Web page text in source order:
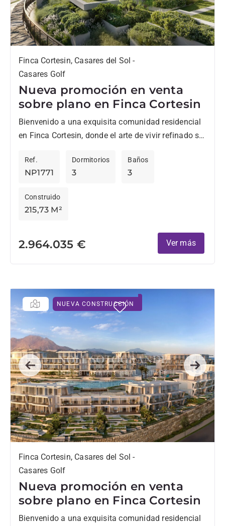
Finca Cortesin, Casares del Sol -
Casares Golf
Nueva promoción en venta
sobre plano en Finca Cortesin
Bienvenido a una exquisita comunidad residencial
en Finca Cortesin, donde el arte de vivir refinado se
Costa del...
NP1771
Ref.
3
Dormitorios
3
Baños
215,73 M²
Construido
2.964.035 € Ver más
NUEVA CONSTRUCCIÓN
Previous Next
Finca Cortesin, Casares del Sol -
Casares Golf
Nueva promoción en venta
sobre plano en Finca Cortesin
Bienvenido a una exquisita comunidad residencial